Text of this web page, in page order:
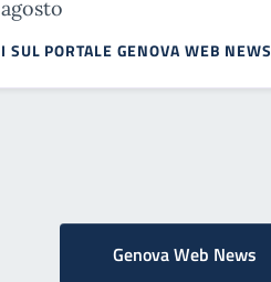
SUL PORTALE GENOVA WEB NEWS
Genova Web News